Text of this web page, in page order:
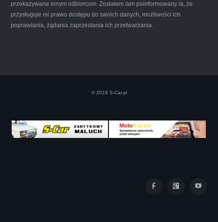
Iwona Górska
naprawde ludzki, nie zdziera, nie oszukuje.
przekazywane innym odbiorcom. Zostałem /am poinformowany /a, że
przysługuje mi prawo dostępu do swoich danych, możliwości ich
poprawiania, żądania zaprzestania ich przetwarzania.
© 2018 S-Car.pl